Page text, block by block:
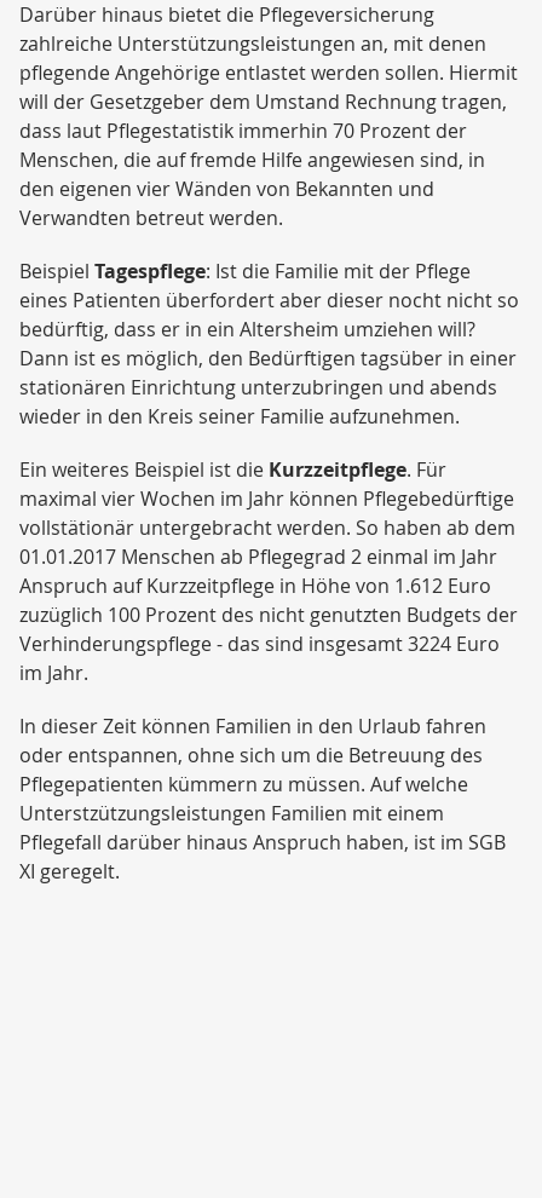
Darüber hinaus bietet die Pflegeversicherung
zahlreiche Unterstützungsleistungen an, mit denen
pflegende Angehörige entlastet werden sollen. Hiermit
will der Gesetzgeber dem Umstand Rechnung tragen,
dass laut Pflegestatistik immerhin 70 Prozent der
Menschen, die auf fremde Hilfe angewiesen sind, in
den eigenen vier Wänden von Bekannten und
Verwandten betreut werden.
Beispiel Tagespflege: Ist die Familie mit der Pflege
eines Patienten überfordert aber dieser nocht nicht so
bedürftig, dass er in ein Altersheim umziehen will?
Dann ist es möglich, den Bedürftigen tagsüber in einer
stationären Einrichtung unterzubringen und abends
wieder in den Kreis seiner Familie aufzunehmen.
Ein weiteres Beispiel ist die Kurzzeitpflege. Für
maximal vier Wochen im Jahr können Pflegebedürftige
vollstätionär untergebracht werden. So haben ab dem
01.01.2017 Menschen ab Pflegegrad 2 einmal im Jahr
Anspruch auf Kurzzeitpflege in Höhe von 1.612 Euro
zuzüglich 100 Prozent des nicht genutzten Budgets der
Verhinderungspflege - das sind insgesamt 3224 Euro
im Jahr.
In dieser Zeit können Familien in den Urlaub fahren
oder entspannen, ohne sich um die Betreuung des
Pflegepatienten kümmern zu müssen. Auf welche
Unterstzützungsleistungen Familien mit einem
Pflegefall darüber hinaus Anspruch haben, ist im SGB
XI geregelt.